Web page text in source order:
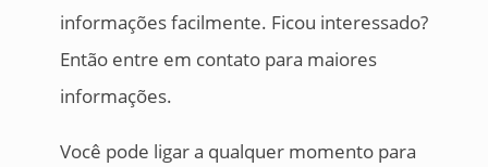
informações facilmente. Ficou interessado?
Então entre em contato para maiores
informações.
Você pode ligar a qualquer momento para